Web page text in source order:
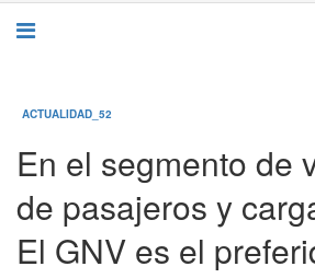
ACTUALIDAD_52
En el segmento de
de pasajeros y
El GNV es el